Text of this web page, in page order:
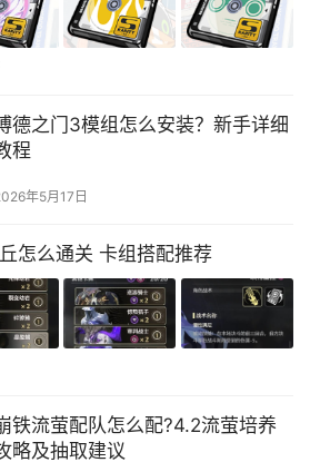
德之门3模组怎么安装？新手详细
程
年5月17日
怎么通关 卡组搭配推荐
铁流萤配队怎么配?4.2流萤培养
略及抽取建议